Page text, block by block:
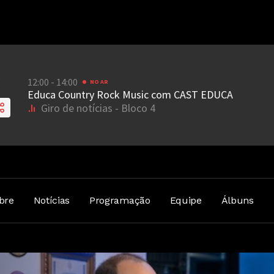
Notícias Programação Equipe Álbuns